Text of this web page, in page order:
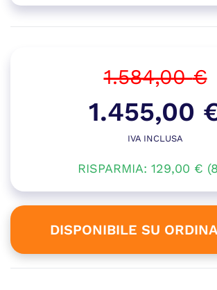
1.584,00€
Il
prezzo
1.455,00
Il
prezzo
attuale
è:
IVA INCLUSA
RISPARMIA: 129,00 €
DISPONIBILE SU